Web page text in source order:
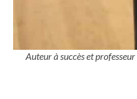
Auteur à succès et